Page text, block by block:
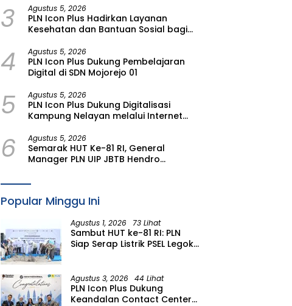
Lansia di Malang
3 Agustus 5, 2026
PLN Icon Plus Hadirkan Layanan
Kesehatan dan Bantuan Sosial bagi
4 Agustus 5, 2026
PLN Icon Plus Dukung Pembelajaran
Digital di SDN Mojorejo 01
5 Agustus 5, 2026
PLN Icon Plus Dukung Digitalisasi
Kampung Nelayan melalui Internet
6 Agustus 5, 2026
Semarak HUT Ke-81 RI, General
Manager PLN UIP JBTB Hendro
Prestisius
Popular Minggu Ini
Agustus 1, 2026 73 Lihat
Sambut HUT ke-81 RI: PLN
Siap Serap Listrik PSEL Legok
Berkelanjutan di Jawa Barat
Agustus 3, 2026 44 Lihat
PLN Icon Plus Dukung
Keandalan Contact Center